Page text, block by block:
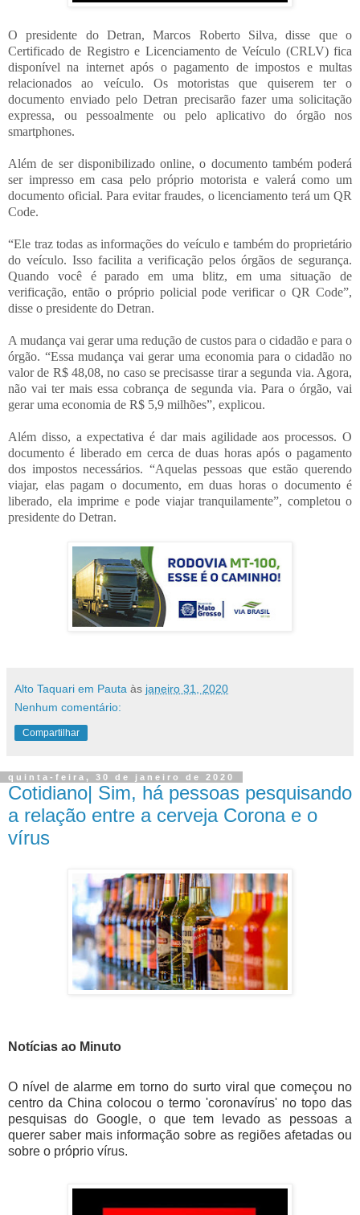
O presidente do Detran, Marcos Roberto Silva, disse que o
Certificado de Registro e Licenciamento de Veículo (CRLV) fica
disponível na internet após o pagamento de impostos e multas
relacionados ao veículo. Os motoristas que quiserem ter o
documento enviado pelo Detran precisarão fazer uma solicitação
expressa, ou pessoalmente ou pelo aplicativo do órgão nos
smartphones.
Além de ser disponibilizado online, o documento também poderá
ser impresso em casa pelo próprio motorista e valerá como um
documento oficial. Para evitar fraudes, o licenciamento terá um QR
Code.
“Ele traz todas as informações do veículo e também do proprietário
do veículo. Isso facilita a verificação pelos órgãos de segurança.
Quando você é parado em uma blitz, em uma situação de
verificação, então o próprio policial pode verificar o QR Code”,
disse o presidente do Detran.
A mudança vai gerar uma redução de custos para o cidadão e para o
órgão. “Essa mudança vai gerar uma economia para o cidadão no
valor de R$ 48,08, no caso se precisasse tirar a segunda via. Agora,
não vai ter mais essa cobrança de segunda via. Para o órgão, vai
gerar uma economia de R$ 5,9 milhões”, explicou.
Além disso, a expectativa é dar mais agilidade aos processos. O
documento é liberado em cerca de duas horas após o pagamento
dos impostos necessários. “Aquelas pessoas que estão querendo
viajar, elas pagam o documento, em duas horas o documento é
liberado, ela imprime e pode viajar tranquilamente”, completou o
presidente do Detran.
Alto Taquari em Pauta às janeiro 31, 2020
Nenhum comentário:
Compartilhar
quinta-feira, 30 de janeiro de 2020
Cotidiano| Sim, há pessoas pesquisando
a relação entre a cerveja Corona e o
vírus
Notícias ao Minuto
O nível de alarme em torno do surto viral que começou no
centro da China colocou o termo 'coronavírus' no topo das
pesquisas do Google, o que tem levado as pessoas a
querer saber mais informação sobre as regiões afetadas ou
sobre o próprio vírus.